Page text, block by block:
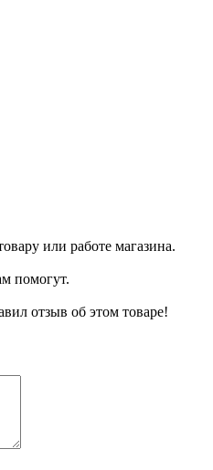
или работе магазина.
помогут.
отзыв об этом товаре!